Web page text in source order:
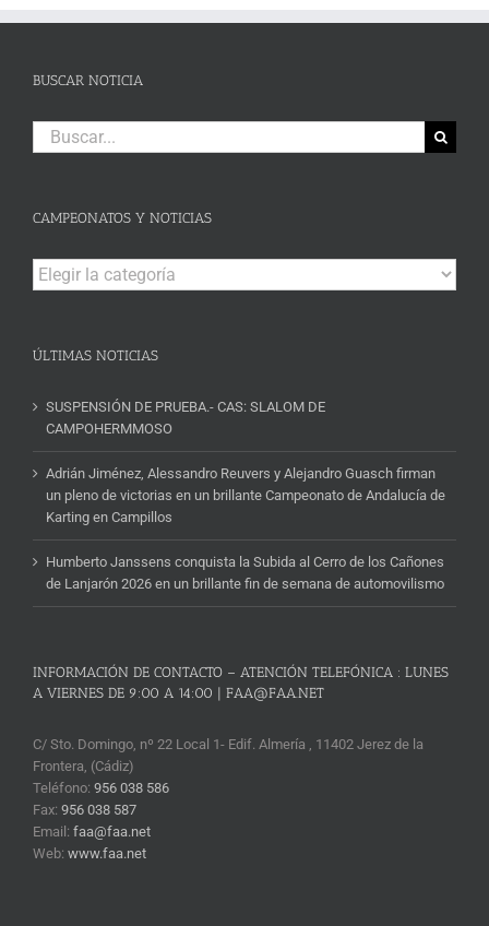
BUSCAR NOTICIA
Buscar:
CAMPEONATOS Y NOTICIAS
Campeonatos
y
ÚLTIMAS NOTICIAS
SUSPENSIÓN DE PRUEBA.- CAS: SLALOM DE
CAMPOHERMMOSO
Adrián Jiménez, Alessandro Reuvers y Alejandro Guasch firman
un pleno de victorias en un brillante Campeonato de Andalucía de
Karting en Campillos
Humberto Janssens conquista la Subida al Cerro de los Cañones
de Lanjarón 2026 en un brillante fin de semana de automovilismo
INFORMACIÓN DE CONTACTO – ATENCIÓN TELEFÓNICA : LUNES
A VIERNES DE 9:00 A 14:00 | FAA@FAA.NET
C/ Sto. Domingo, nº 22 Local 1- Edif. Almería , 11402 Jerez de la
Frontera, (Cádiz)
Teléfono: 956 038 586
Fax: 956 038 587
Email: faa@faa.net
Web: www.faa.net